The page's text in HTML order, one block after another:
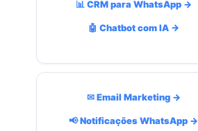
📊 CRM para WhatsApp →
🤖 Chatbot com IA →
✉ Email Marketing →
📢 Notificações WhatsApp →